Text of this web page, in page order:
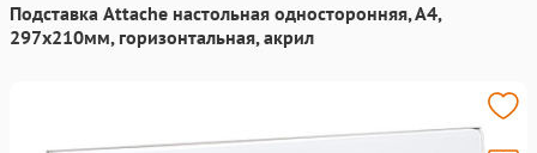
Подставка Attache настольная односторонняя, А4,
297х210мм, горизонтальная, акрил